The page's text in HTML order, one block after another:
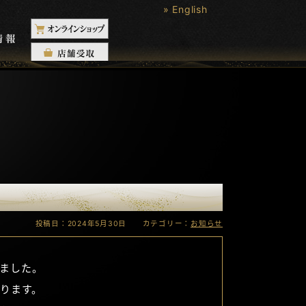
» English
投稿日：2024年5月30日 カテゴリー： お知らせ
した。
ます。